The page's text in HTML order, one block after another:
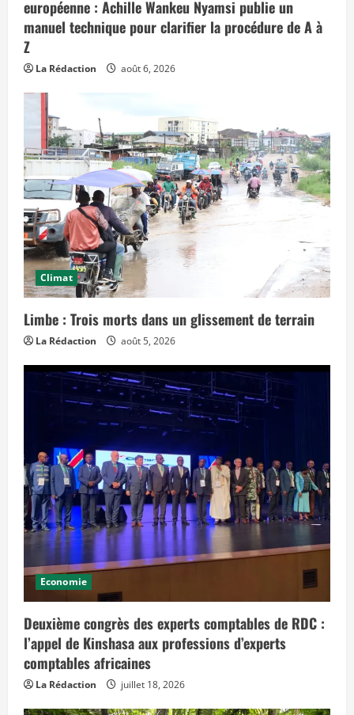
e
f
f
e
d
t
e
m
p
»
européenne : Achille Wankeu Nyamsi publie un
manuel technique pour clarifier la procédure de A à
Z
La Rédaction août 6, 2026
Climat
Limbe : Trois morts dans un glissement de terrain
La Rédaction août 5, 2026
Economie
Deuxième congrès des experts comptables de RDC :
l’appel de Kinshasa aux professions d’experts
comptables africaines
La Rédaction juillet 18, 2026